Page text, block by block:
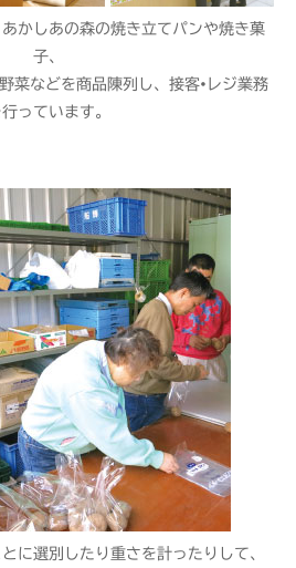
あかしあの森の焼き立てパンや焼き菓
子、
菜などを商品陳列し、接客•レジ業務
っています。
に選別したり重さを計ったりして、